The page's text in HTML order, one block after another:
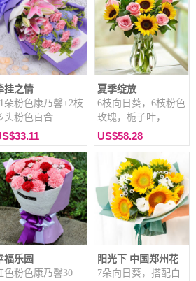
挂之情
朵粉色康乃馨+2枝
头粉色百合...
夏季绽放
6枝向日葵，6枝粉色
玫瑰，栀子叶，...
US$58.28
福乐园
色粉色康乃馨30
阳光下 中国郑州花
7朵向日葵，搭配白